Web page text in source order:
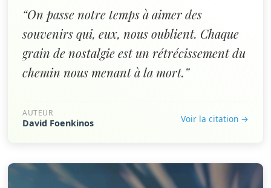
“On passe notre temps à aimer des
souvenirs qui, eux, nous oublient. Chaque
grain de nostalgie est un rétrécissement du
chemin nous menant à la mort.”
AUTEUR
David Foenkinos Voir la citation →